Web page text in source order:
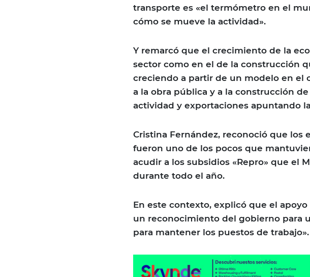
transporte es «el termómetro en el
cómo se mueve la actividad».
Y remarcó que el crecimiento de la
sector como en el de la construcción
creciendo a partir de un modelo en el
a la obra pública y a la construcción
actividad y exportaciones apuntando
Cristina Fernández, reconoció que los
fueron uno de los pocos que
acudir a los subsidios «Repro» que el
durante todo el año.
En este contexto, explicó que el
un reconocimiento del gobierno para
para mantener los puestos de trabajo».